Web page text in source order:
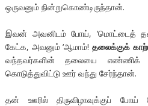
ஒருவனும் நின்றுகொண்டிருந்தான்.
இவன் அவனிடம் போய், ‘மொட்டைத்
கேட்க, அவனும் ‘ஆமாம்! தலைக்குக்
வந்தவர்களின் தலையை எண்ணிக்
கொடுத்துவிட்டு ஊர் வந்து சேர்ந்தான்.
தன் ஊரில் திருவிழாவுக்குப்